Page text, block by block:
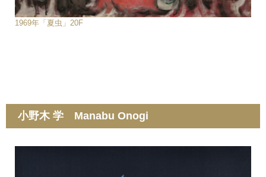
1969年「夏虫」20F
小野木 学 Manabu Onogi